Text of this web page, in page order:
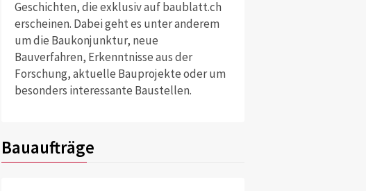
Geschichten, die exklusiv auf baublatt.ch
erscheinen. Dabei geht es unter anderem
um die Baukonjunktur, neue
Bauverfahren, Erkenntnisse aus der
Forschung, aktuelle Bauprojekte oder um
besonders interessante Baustellen.
Bauaufträge